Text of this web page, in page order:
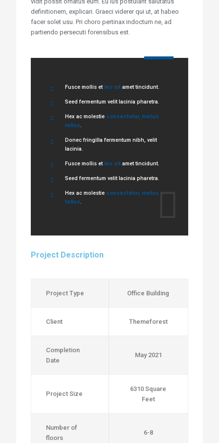
definitionem, explicari. Graeci viderer qui ut, at habeo
facer solet usu. Pri choro pertinax indoctum ne, ad
partiendo persecuti forensibus est.
Fusce mollis et leo sitamet tincidunt.
Seed fermentum velit lacinia pharetra.
Hex ac molestie consectetur, metus
tellus.
Donec fringilla fermentum nibh, velit
lacinia.
Fusce mollis et leo sitamet tincidunt.
Seed fermentum velit lacinia pharetra.
Hex ac molestie consectetur, metus
tellus.
Project Description
Project Type Office Building
Client Themeforest
Completion
Date
May 2021
Project Size
6310 Square
Feet
Number of
floors
6-8